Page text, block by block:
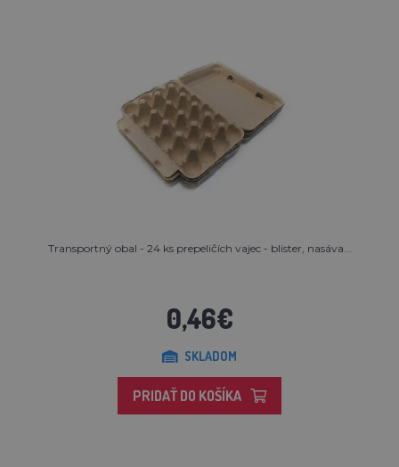
Transportný obal - 24 ks prepeličích vajec - blister, nasáva...
0,46€
SKLADOM
PRIDAŤ DO KOŠÍKA